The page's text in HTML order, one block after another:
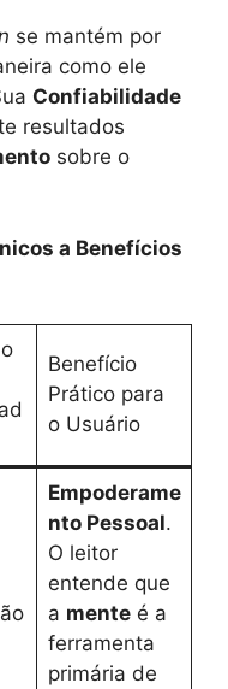
se mantém por
como ele
Confiabilidade
resultados
sobre o
a Benefícios
Benefício
Prático para
o Usuário
Empoderame
nto Pessoal.
O leitor
entende que
a menteé a
ferramenta
primária de